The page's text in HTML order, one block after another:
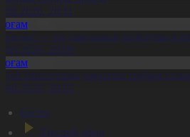
20:11
— ел дамуының қозғаушы
20:09
импортына уақытша тыйым
20:07
Басты
Тікелей эфир